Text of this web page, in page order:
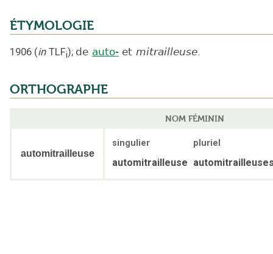
ÉTYMOLOGIE
1906 (in TLFi); de auto- et mitrailleuse.
ORTHOGRAPHE
NOM FÉMININ
automitrailleuse
singulier pluriel
automitrailleuse